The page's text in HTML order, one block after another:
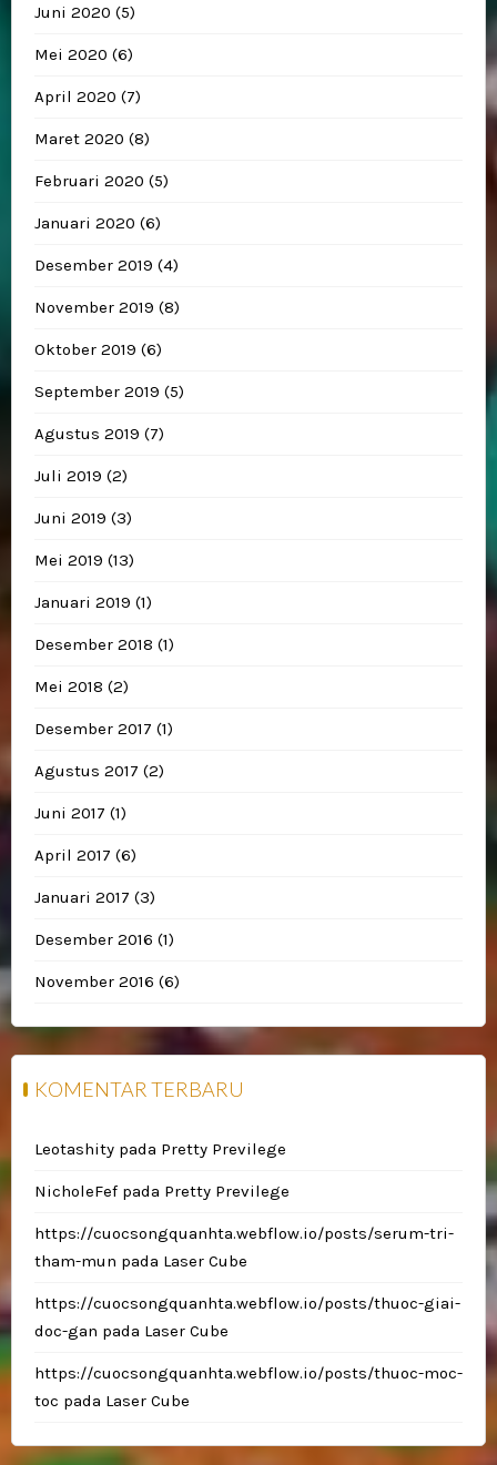
Juni 2020 (5)
Mei 2020 (6)
April 2020 (7)
Maret 2020 (8)
Februari 2020 (5)
Januari 2020 (6)
Desember 2019 (4)
November 2019 (8)
Oktober 2019 (6)
September 2019 (5)
Agustus 2019 (7)
Juli 2019 (2)
Juni 2019 (3)
Mei 2019 (13)
Januari 2019 (1)
Desember 2018 (1)
Mei 2018 (2)
Desember 2017 (1)
Agustus 2017 (2)
Juni 2017 (1)
April 2017 (6)
Januari 2017 (3)
Desember 2016 (1)
November 2016 (6)
KOMENTAR TERBARU
Leotashity pada Pretty Previlege
NicholeFef pada Pretty Previlege
https://cuocsongquanhta.webflow.io/posts/serum-tri-
tham-mun pada Laser Cube
https://cuocsongquanhta.webflow.io/posts/thuoc-giai-
doc-gan pada Laser Cube
https://cuocsongquanhta.webflow.io/posts/thuoc-moc-
toc pada Laser Cube